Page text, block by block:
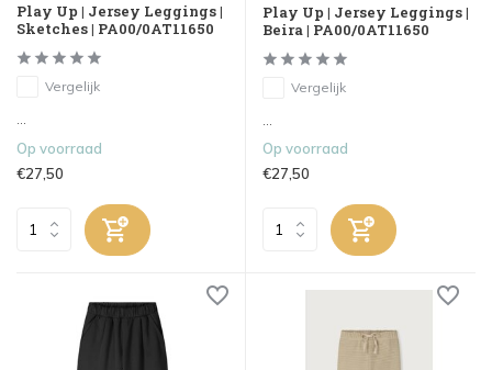
Play Up | Jersey Leggings |
Sketches | PA00/0AT11650
Vergelijk
...
Op voorraad
€27,50
Play Up | Jersey Leggings |
Beira | PA00/0AT11650
Vergelijk
Op voorraad
€27,50